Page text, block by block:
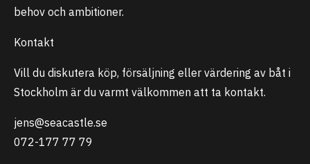
behov och ambitioner.
Kontakt
Vill du diskutera köp, försäljning eller värdering av båt i
Stockholm är du varmt välkommen att ta kontakt.
jens@seacastle.se
072-177 77 79